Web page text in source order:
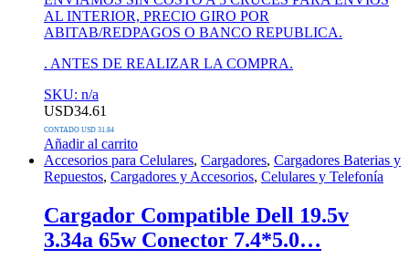
AL INTERIOR, PRECIO GIRO POR
ABITAB/REDPAGOS O BANCO REPUBLICA.
. ANTES DE REALIZAR LA COMPRA.
SKU: n/a
USD34.61
CONTADO USD 31.84
Añadir al carrito
Accesorios para Celulares, Cargadores, Cargadores Baterias y
Repuestos, Cargadores y Accesorios, Celulares y Telefonía
Cargador Compatible Dell 19.5v
3.34a 65w Conector 7.4*5.0…